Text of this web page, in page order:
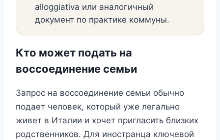
alloggiativa или аналогичный
документ по практике коммуны.
Кто может подать на
воссоединение семьи
Запрос на воссоединение семьи обычно
подает человек, который уже легально
живет в Италии и хочет пригласить близких
родственников. Для иностранца ключевой